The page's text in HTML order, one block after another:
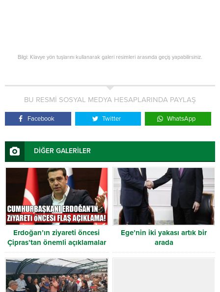
Bilgi: Klavye yön tuşlarını kullanarak galeri resimleri arasında geçiş yapabilirsiniz.
BU RESMİ SOSYAL MEDYA HESAPLARINDA PAYLAŞ
Facebook Twitter WhatsApp
DİĞER GALERİLER
Erdoğan’ın ziyareti öncesi
Çipras’tan önemli açıklamalar
Ege’nin iki yakası artık bir
arada